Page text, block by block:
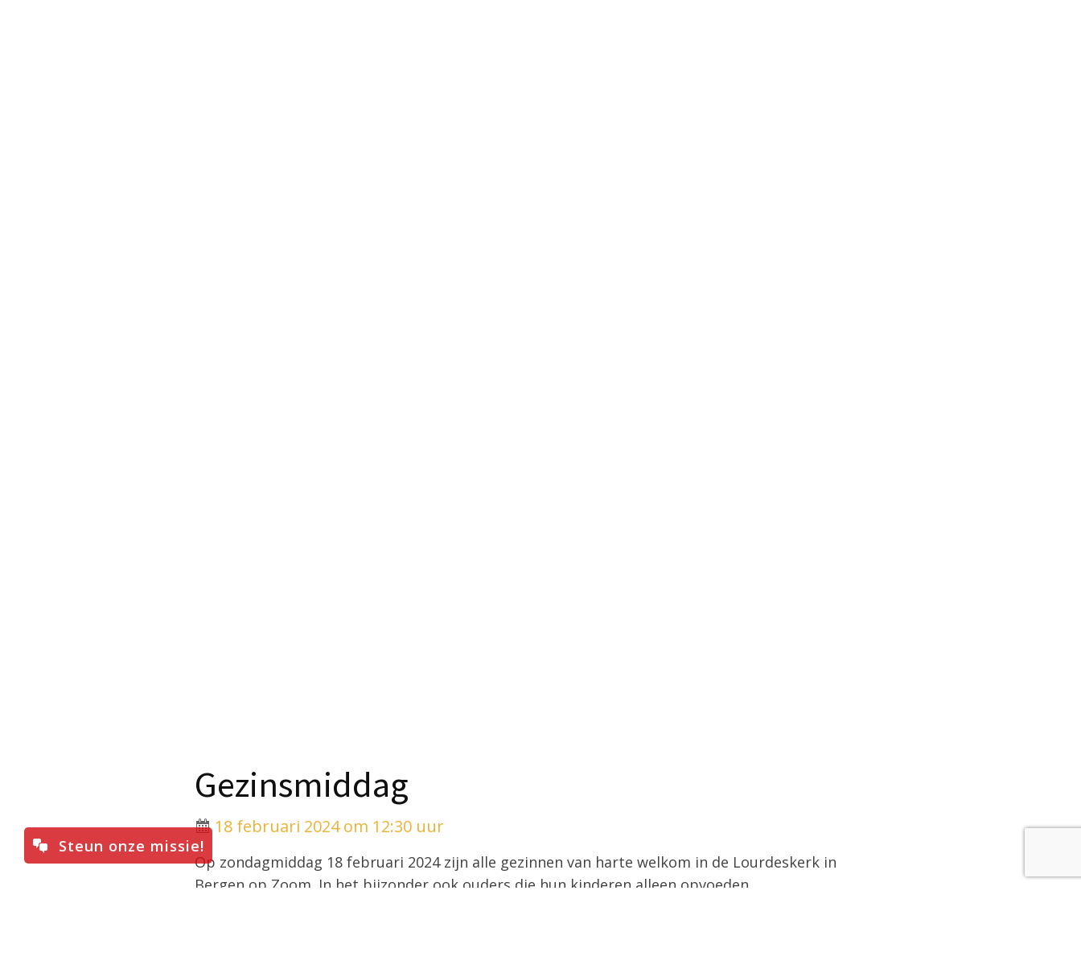
Gezinsmiddag
18 februari 2024 om 12:30 uur
Op zondagmiddag 18 februari 2024 zijn alle gezinnen van harte welkom in de Lourdeskerk in
Bergen op Zoom. In het bijzonder ook ouders die hun kinderen alleen opvoeden.
Steun onze missie!